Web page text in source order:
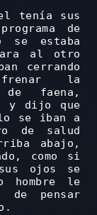
tenía sus
de
se estaba
rara al otro
cerrando
frenar la
de faena,
y dijo que
se iban a
de salud
abajo,
como si
ojos se
hombre le
pensar